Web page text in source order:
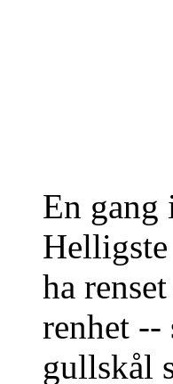
En gang
ha
renhet --
gullskål